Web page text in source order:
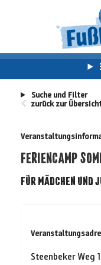
Suche und Filter
zurück zur
FERIENCAMP
FÜR MÄDCHEN UND
Steenbeker Weg